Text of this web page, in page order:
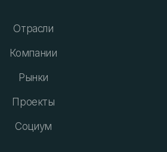
Отрасли
Компании
Рынки
Проекты
Социум